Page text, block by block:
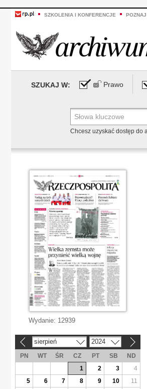
SZKOLENIA I KONFERENCJE
SZUKAJ W: Prawo
Chcesz uzyskać dostęp do
Wydanie: 12939
sierpień 2024
PN WT ŚR CZ PT SB
ND
1
2 3
4
5
6 7 8 9 10
11